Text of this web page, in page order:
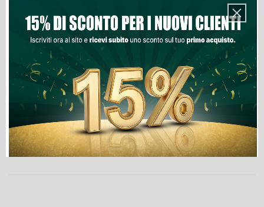
Lista Dei Desideri
Ultimi articoli in magazzino
PRODOTTI NELLA STESSA CATEGORIA